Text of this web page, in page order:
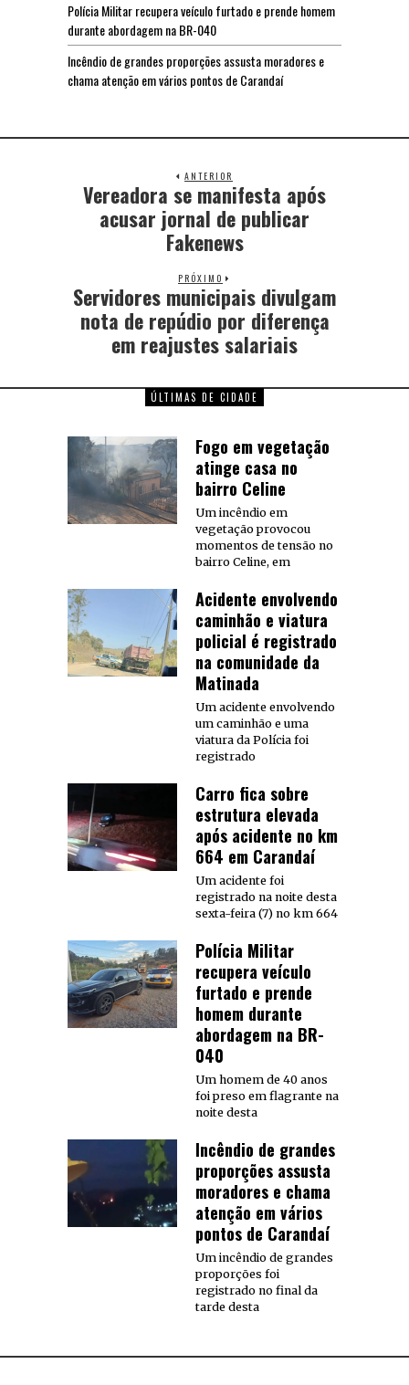
Polícia Militar recupera veículo furtado e prende homem
durante abordagem na BR-040
Incêndio de grandes proporções assusta moradores e
chama atenção em vários pontos de Carandaí
ANTERIOR
Vereadora se manifesta após
acusar jornal de publicar
Fakenews
PRÓXIMO
Servidores municipais divulgam
nota de repúdio por diferença
em reajustes salariais
ÚLTIMAS DE CIDADE
Fogo em vegetação
atinge casa no
bairro Celine
Um incêndio em
vegetação provocou
momentos de tensão no
bairro Celine, em
Acidente envolvendo
caminhão e viatura
policial é registrado
na comunidade da
Matinada
Um acidente envolvendo
um caminhão e uma
viatura da Polícia foi
registrado
Carro fica sobre
estrutura elevada
após acidente no km
664 em Carandaí
Um acidente foi
registrado na noite desta
sexta-feira (7) no km 664
Polícia Militar
recupera veículo
furtado e prende
homem durante
abordagem na BR-
040
Um homem de 40 anos
foi preso em flagrante na
noite desta
Incêndio de grandes
proporções assusta
moradores e chama
atenção em vários
pontos de Carandaí
Um incêndio de grandes
proporções foi
registrado no final da
tarde desta